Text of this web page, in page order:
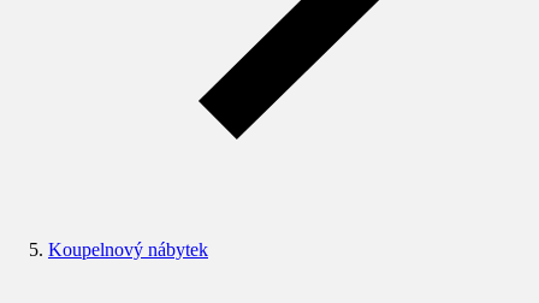
Koupelnový nábytek